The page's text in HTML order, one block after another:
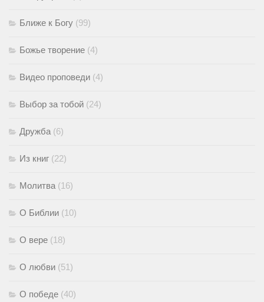
Ближе к Богу (99)
Божье творение (4)
Видео проповеди (4)
Выбор за тобой (24)
Дружба (6)
Из книг (22)
Молитва (16)
О Библии (10)
О вере (18)
О любви (51)
О победе (40)